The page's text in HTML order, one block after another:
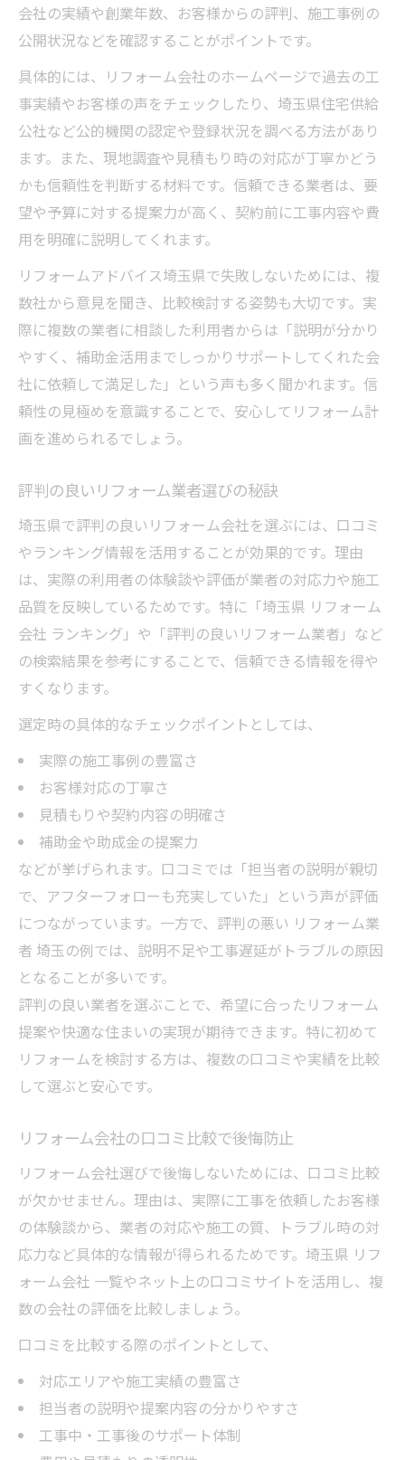
信頼性重視のリフォーム会社選びの基準
口コミから分かるリフォーム業者の選択術
リフォーム契約前に確認すべき注意点
リフォームアドバイスの活用で安心度アッ
プ
埼玉県で評判の良いリフォーム業者探し
補助金を活かした快適リフォームの始め方
リフォーム補助金を最大限活用する方法
介
埼玉県住宅供給公社の助成金利用手順
補助金申請時に役立つリフォームアドバイ
ス
省エネリフォームで快適性向上を目指す
悪質業者を避けて安全なリフォームを叶える方
悪質リフォーム業者リストで事前に対策
評判の悪いリフォーム業者の見抜き方
安全なリフォーム相談先の選び方
リフォームでトラブルを回避する方法
信頼できるリフォーム業者の特徴と確認点
リフォームにおける埼玉県独自のポイント解説
埼玉県ならではのリフォームアドバイス
リフォームに必要な埼玉の建築基準知識
埼玉のリフォーム相談で押さえたい点
リフォームアドバイスと地域密着の重要性
会社の実績や創業年数、お客様からの評判、施工事例の
公開状況などを確認することがポイントです。
具体的には、リフォーム会社のホームページで過去の工
事実績やお客様の声をチェックしたり、埼玉県住宅供給
公社など公的機関の認定や登録状況を調べる方法があり
ます。また、現地調査や見積もり時の対応が丁寧かどう
かも信頼性を判断する材料です。信頼できる業者は、要
望や予算に対する提案力が高く、契約前に工事内容や費
用を明確に説明してくれます。
リフォームアドバイス埼玉県で失敗しないためには、複
数社から意見を聞き、比較検討する姿勢も大切です。実
際に複数の業者に相談した利用者からは「説明が分かり
やすく、補助金活用までしっかりサポートしてくれた会
社に依頼して満足した」という声も多く聞かれます。信
頼性の見極めを意識することで、安心してリフォーム計
画を進められるでしょう。
評判の良いリフォーム業者選びの秘訣
埼玉県で評判の良いリフォーム会社を選ぶには、口コミ
やランキング情報を活用することが効果的です。理由
は、実際の利用者の体験談や評価が業者の対応力や施工
品質を反映しているためです。特に「埼玉県 リフォーム
会社 ランキング」や「評判の良いリフォーム業者」など
の検索結果を参考にすることで、信頼できる情報を得や
すくなります。
選定時の具体的なチェックポイントとしては、
実際の施工事例の豊富さ
お客様対応の丁寧さ
見積もりや契約内容の明確さ
補助金や助成金の提案力
などが挙げられます。口コミでは「担当者の説明が親切
で、アフターフォローも充実していた」という声が評価
につながっています。一方で、評判の悪い リフォーム業
者 埼玉の例では、説明不足や工事遅延がトラブルの原因
となることが多いです。
評判の良い業者を選ぶことで、希望に合ったリフォーム
提案や快適な住まいの実現が期待できます。特に初めて
リフォームを検討する方は、複数の口コミや実績を比較
して選ぶと安心です。
リフォーム会社の口コミ比較で後悔防止
リフォーム会社選びで後悔しないためには、口コミ比較
が欠かせません。理由は、実際に工事を依頼したお客様
の体験談から、業者の対応や施工の質、トラブル時の対
応力など具体的な情報が得られるためです。埼玉県 リフ
ォーム会社 一覧やネット上の口コミサイトを活用し、複
数の会社の評価を比較しましょう。
口コミを比較する際のポイントとして、
対応エリアや施工実績の豊富さ
担当者の説明や提案内容の分かりやすさ
工事中・工事後のサポート体制